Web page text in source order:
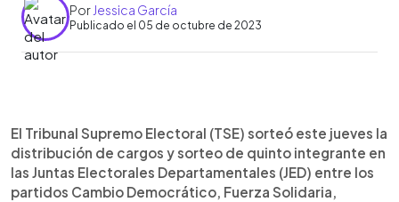
Por Jessica García
Publicado el 05 de octubre de 2023
Escuchar artículo
El Tribunal Supremo Electoral (TSE) sorteó este jueves la
distribución de cargos y sorteo de quinto integrante en
las Juntas Electorales Departamentales (JED) entre los
partidos Cambio Democrático, Fuerza Solidaria,